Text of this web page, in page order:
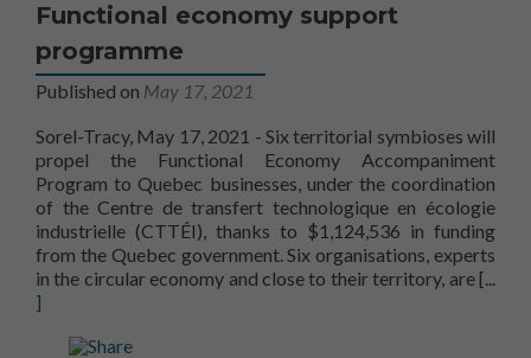
Functional economy support
programme
Published on May 17, 2021
Sorel-Tracy, May 17, 2021 - Six territorial symbioses will
propel the Functional Economy Accompaniment
Program to Quebec businesses, under the coordination
of the Centre de transfert technologique en écologie
industrielle (CTTÉI), thanks to $1,124,536 in funding
from the Quebec government. Six organisations, experts
in the circular economy and close to their territory, are[...
]